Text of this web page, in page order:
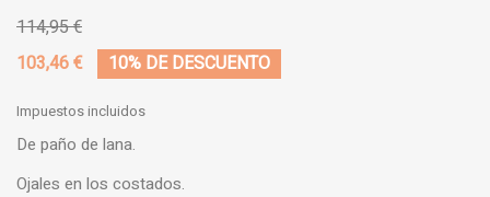
114,95 €
103,46 €
10% DE DESCUENTO
Impuestos incluidos
De paño de lana.
Ojales en los costados.